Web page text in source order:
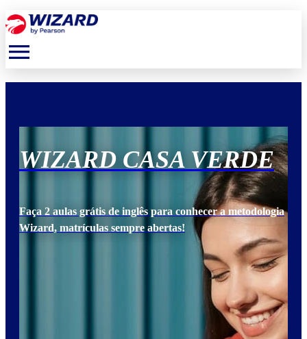
menu
WIZARD CASA VERDE
Faça 2 aulas grátis de inglês para conhecer a metodologia
Wizard, matrículas sempre abertas!